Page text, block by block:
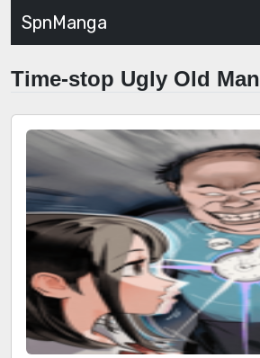
SpnManga
Time-stop Ugly Old Man